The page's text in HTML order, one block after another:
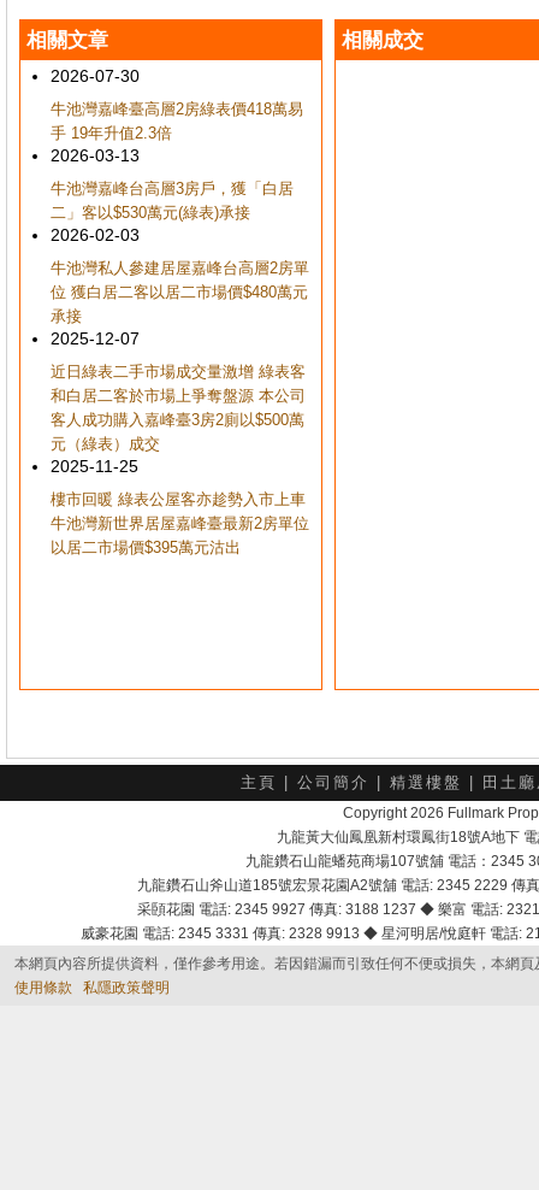
相關文章
2026-07-30
牛池灣嘉峰臺高層2房綠表價418萬易
手 19年升值2.3倍
2026-03-13
牛池灣嘉峰台高層3房戶，獲「白居
二」客以$530萬元(綠表)承接
2026-02-03
牛池灣私人參建居屋嘉峰台高層2房單
位 獲白居二客以居二市場價$480萬元
承接
2025-12-07
近日綠表二手市場成交量激增 綠表客
和白居二客於市場上爭奪盤源 本公司
客人成功購入嘉峰臺3房2廁以$500萬
元（綠表）成交
2025-11-25
樓市回暖 綠表公屋客亦趁勢入市上車
牛池灣新世界居屋嘉峰臺最新2房單位
以居二市場價$395萬元沽出
相關成交
主頁 公司簡介 精選樓盤 田土
Copyright 2026 Fullmark
九龍黃大仙鳳凰新村環鳳街18號A地下
九龍鑽石山龍蟠苑商場107號舖 電話：2345
九龍鑽石山斧山道185號宏景花園A2號舖 電話: 2345 2229
采頣花園 電話: 2345 9927 傳真: 3188 1237 ◆ 樂富 電話:
威豪花園 電話: 2345 3331 傳真: 2328 9913 ◆ 星河明居/悅庭軒 電話
本網頁內容所提供資料，僅作參考用途。若因錯漏而引致任何不便或損失，本網
使用條款
私隱政策聲明